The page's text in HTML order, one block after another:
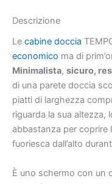
Descrizione
Le cabine doccia
economico ma di
Minimalista, sicuro,
di una parete doccia
piatti di larghezza
riguarda la sua altezza,
abbastanza per coprire
fuoriesca dall’alto
È uno schermo con un